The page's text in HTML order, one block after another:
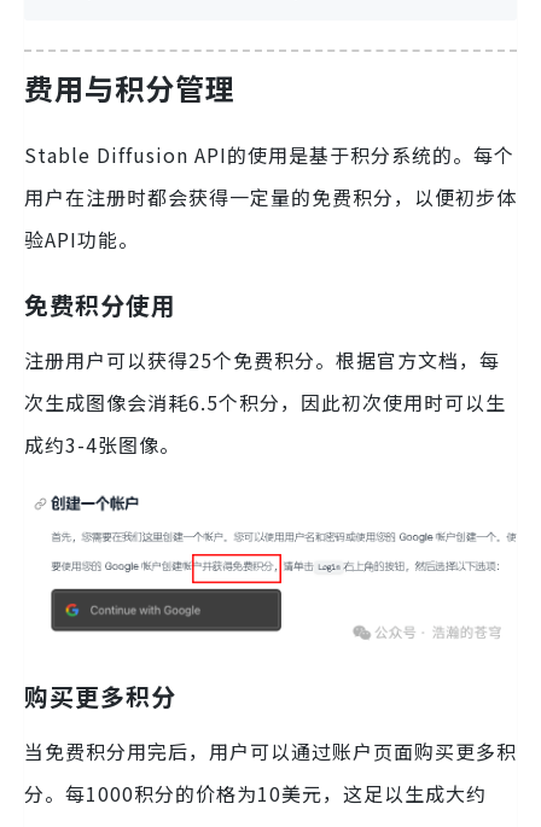
费用与积分管理
Stable Diffusion API的使用是基于积分系统的。每个
用户在注册时都会获得一定量的免费积分，以便初步体
验API功能。
免费积分使用
注册用户可以获得25个免费积分。根据官方文档，每
次生成图像会消耗6.5个积分，因此初次使用时可以生
成约3-4张图像。
购买更多积分
当免费积分用完后，用户可以通过账户页面购买更多积
分。每1000积分的价格为10美元，这足以生成大约